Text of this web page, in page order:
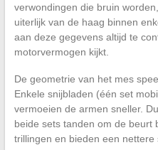
verwondingen die bruin
uiterlijk van de haag binnen
aan deze gegevens altijd te
motorvermogen kijkt.
De geometrie van het mes
Enkele snijbladen (één set
vermoeien de armen sneller.
beide sets tanden om de beurt
trillingen en bieden een nettere